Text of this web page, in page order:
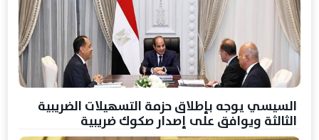
السيسي يوجه بإطلاق حزمة التسهيلات الضريبية
الثالثة ويوافق على إصدار صكوك ضريبية